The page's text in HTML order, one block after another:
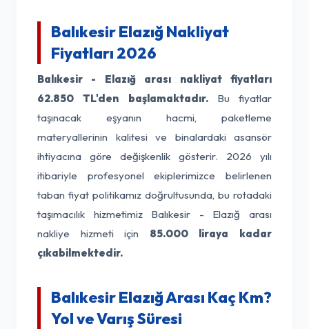
Balıkesir Elazığ Nakliyat
Fiyatları 2026
Balıkesir - Elazığ arası nakliyat fiyatları
62.850 TL'den başlamaktadır.Bu fiyatlar
taşınacak eşyanın hacmi, paketleme
materyallerinin kalitesi ve binalardaki asansör
ihtiyacına göre değişkenlik gösterir. 2026 yılı
itibariyle profesyonel ekiplerimizce belirlenen
taban fiyat politikamız doğrultusunda, bu rotadaki
taşımacılık hizmetimiz Balıkesir - Elazığ arası
nakliye hizmeti için 85.000 liraya kadar
çıkabilmektedir.
Balıkesir Elazığ Arası Kaç Km?
Yol ve Varış Süresi